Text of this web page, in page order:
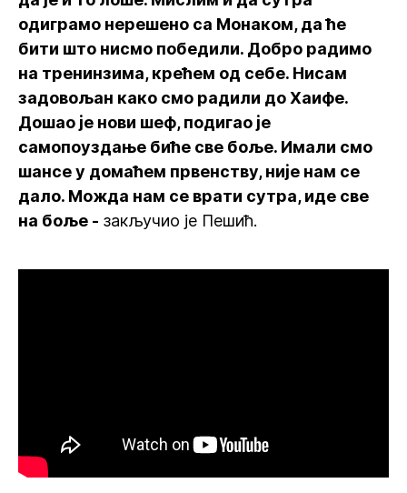
одиграмо нерешено са Монаком, да ће
бити што нисмо победили. Добро радимо
на тренинзима, крећем од себе. Нисам
задовољан како смо радили до Хаифе.
Дошао је нови шеф, подигао је
самопоуздање биће све боље. Имали смо
шансе у домаћем првенству, није нам се
дало. Можда нам се врати сутра, иде све
на боље - закључио је Пешић.